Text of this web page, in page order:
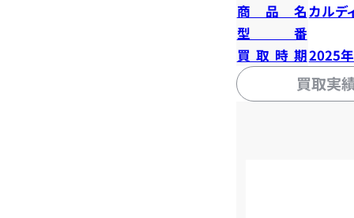
商品名 カルデ
型番
買取時期2025
買取実